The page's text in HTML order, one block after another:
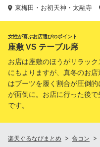
東梅田・お初天神・太融寺
女性が喜ぶお店選びのポイント
座敷 VS テーブル席
お店は座敷のほうがリラッ
にもよりますが、真冬のお
はブーツを履く割合が圧倒
が面倒に。お店に行った後
です。
楽天ぐるなびまとめ 合コン